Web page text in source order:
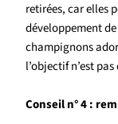
retirées, car elles
développement
champignons
l’objectif n’est
Conseil n° 4 :